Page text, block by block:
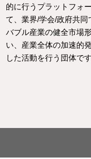
的に行うプラットフォ
て、業界/学会/政府共同
バブル産業の健全市場
い、産業全体の加速的
した活動を行う団体で